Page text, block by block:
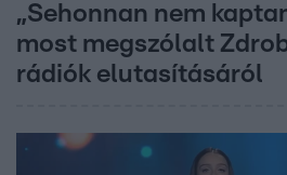
„Sehonnan nem
most megszólalt
rádiók elutasításáról